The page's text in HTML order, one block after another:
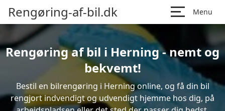
Rengøring-af-bil.dk Menu
Rengøring af bil i Herning - nemt og
bekvemt!
Bestil en bilrengøring i Herning online, og få din bil
rengjort indvendigt og udvendigt hjemme hos dig, på